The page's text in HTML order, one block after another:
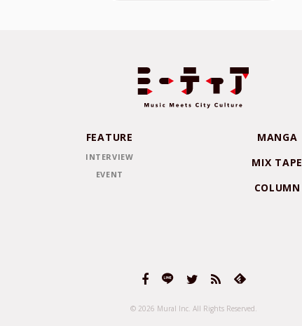
FEATURE
INTERVIEW
EVENT
MANGA
MIX TAPE
COLUMN
© 2026 Mural Inc. All Rights Reserved.